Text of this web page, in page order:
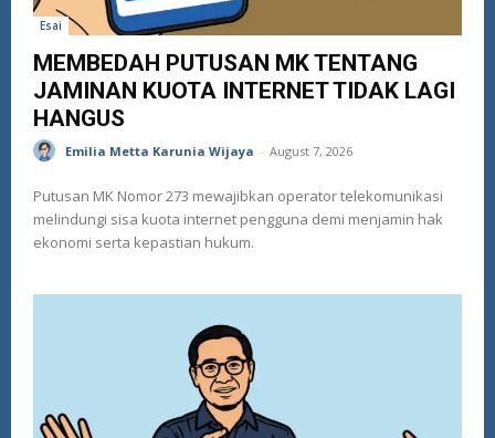
Esai
MEMBEDAH PUTUSAN MK TENTANG
JAMINAN KUOTA INTERNET TIDAK LAGI
HANGUS
Emilia Metta Karunia Wijaya - August 7, 2026
Putusan MK Nomor 273 mewajibkan operator telekomunikasi
melindungi sisa kuota internet pengguna demi menjamin hak
ekonomi serta kepastian hukum.